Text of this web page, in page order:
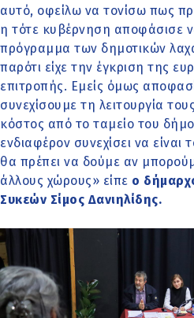
αυτό, οφείλω να τονίσω πως
η τότε κυβέρνηση αποφάσισε
πρόγραμμα των δημοτικών
παρότι είχε την έγκριση της
επιτροπής. Εμείς όμως
συνεχίσουμε τη λειτουργία
κόστος από το ταμείο του
ενδιαφέρον συνεχίσει να είναι
θα πρέπει να δούμε αν
άλλους χώρους» είπε ο
Συκεών Σίμος Δανιηλίδης.